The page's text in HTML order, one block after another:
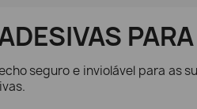
seguro e inviolável para as